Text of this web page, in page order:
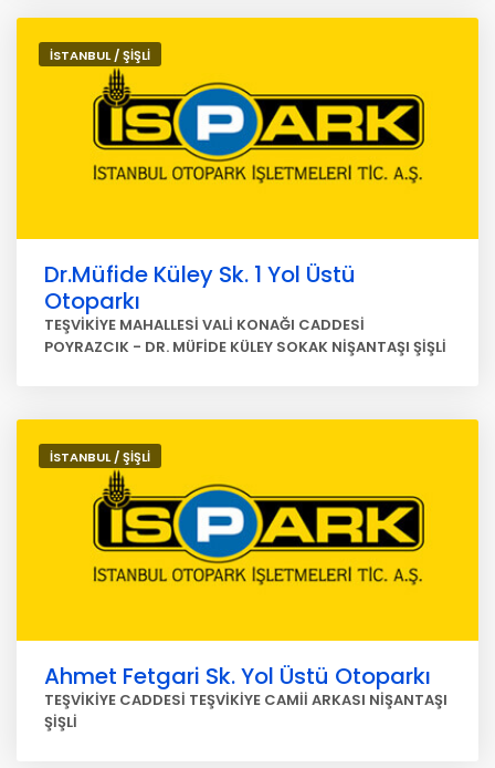
İSTANBUL / ŞİŞLİ
Dr.Müfide Küley Sk. 1 Yol Üstü
Otoparkı
TEŞVİKİYE MAHALLESİ VALİ KONAĞI CADDESİ
POYRAZCIK - DR. MÜFİDE KÜLEY SOKAK NİŞANTAŞI ŞİŞLİ
İSTANBUL / ŞİŞLİ
Ahmet Fetgari Sk. Yol Üstü Otoparkı
TEŞVİKİYE CADDESİ TEŞVİKİYE CAMİİ ARKASI NİŞANTAŞI
ŞİŞLİ